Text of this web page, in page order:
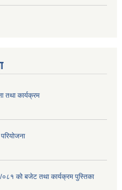
तथा कार्यक्रम
०८१ को बजेट तथा कार्यक्रम पुस्तिका